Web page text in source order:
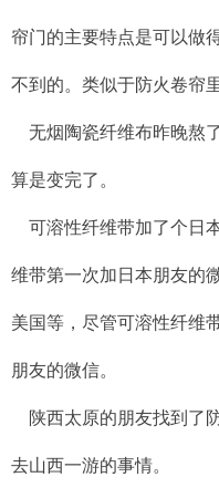
帘门的主要特点是可以做
不到的。类似于防火卷帘
无烟陶瓷纤维布昨晚熬
算是变完了。
可溶性纤维带加了个日
维带第一次加日本朋友的
美国等，尽管可溶性纤维
朋友的微信。
陕西太原的朋友找到了
去山西一游的事情。